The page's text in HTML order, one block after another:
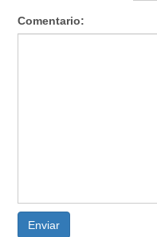
Comentario:
Enviar